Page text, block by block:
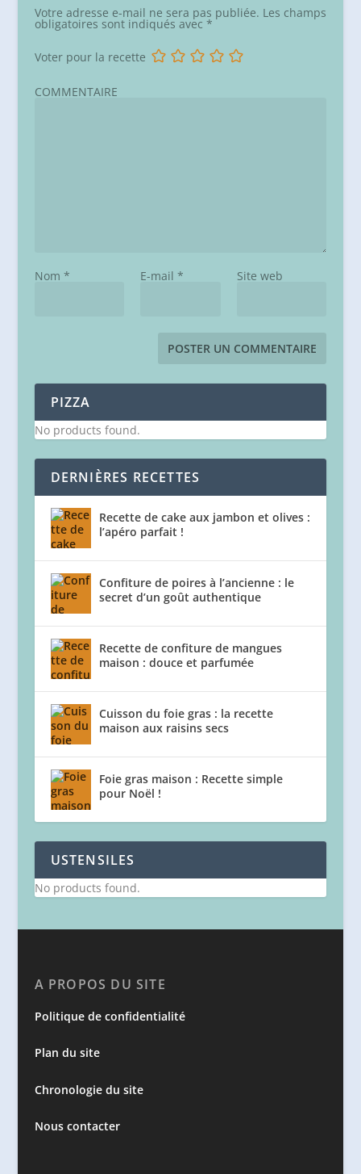
Votre adresse e-mail ne sera pas publiée. Les champs
obligatoires sont indiqués avec *
Voter pour la recette
COMMENTAIRE
Nom * E-mail * Site web
PIZZA
No products found.
DERNIÈRES RECETTES
Recette de cake aux jambon et olives :
l’apéro parfait !
Confiture de poires à l’ancienne : le
secret d’un goût authentique
Recette de confiture de mangues
maison : douce et parfumée
Cuisson du foie gras : la recette
maison aux raisins secs
Foie gras maison : Recette simple
pour Noël !
USTENSILES
No products found.
A PROPOS DU SITE
Politique de confidentialité
Plan du site
Chronologie du site
Nous contacter